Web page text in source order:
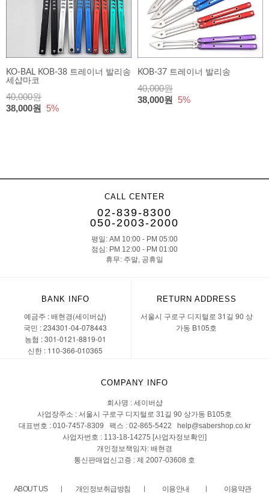
KO-BAL KOB-38 트레이너 발리송
세샵마코
40,000원
38,000원
5%
KOB-37 트레이너 발리송
40,000원
38,000원
5%
CALL CENTER
02-839-8300
050-2003-2000
평일: AM 10:00 - PM 05:00
점심: PM 12:00 - PM 01:00
휴무: 주말, 공휴일
BANK INFO
예금주 : 배현경(세이버샵)
국민 : 234301-04-078443
농협 : 301-0121-8819-01
신한 : 110-366-010365
RETURN ADDRESS
서울시 구로구 디지털로 31길 90 상
가동 B105호
COMPANY INFO
회사명 : 세이버샵
사업장주소 : 서울시 구로구 디지털로 31길 90 상가동 B105호
대표번호 : 010-7457-8309 팩스 : 02-865-5422 help@sabershop.co.kr
사업자번호 : 113-18-14275 [사업자정보확인]
개인정보책임자: 배현경
통신판매업신고증 : 제 2007-03608 호
ABOUT US 개인정보취급방침 이용안내 이용약관